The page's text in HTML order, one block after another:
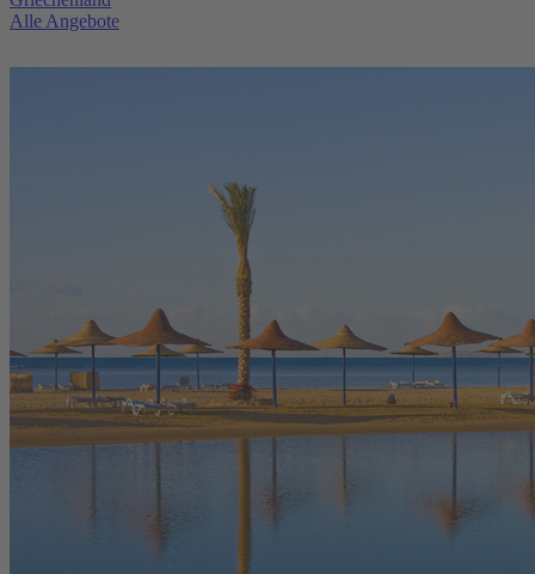
Alle Angebote